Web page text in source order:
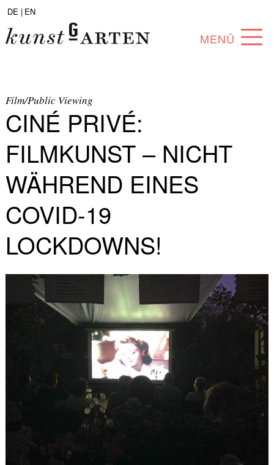
DE | EN
MENÜ
SAMMLUNG
KÜNSTLER*INNEN
PARTNER*INNEN
ANGEBOTE
Film/Public Viewing
CINÉ PRIVÉ:
FILMKUNST – NICHT
WÄHREND EINES
COVID-19
LOCKDOWNS!